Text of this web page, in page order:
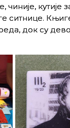
чиније,
ситнице.
док су